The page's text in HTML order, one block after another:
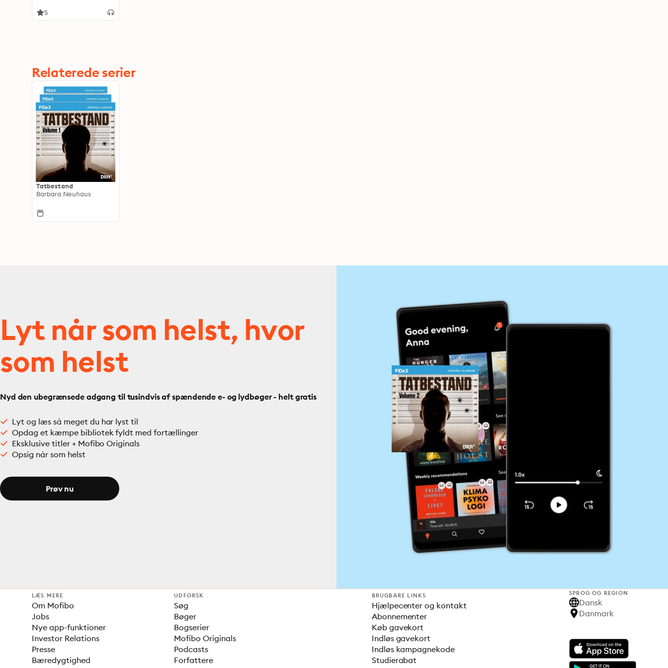
5
Relaterede serier
Tatbestand
Barbara Neuhaus
Lyt når som helst, hvor
som helst
Nyd den ubegrænsede adgang til tusindvis af spændende e- og lydbøger - helt gratis
Lyt og læs så meget du har lyst til
Opdag et kæmpe bibliotek fyldt med fortællinger
Eksklusive titler + Mofibo Originals
Opsig når som helst
Prøv nu
LÆS MERE
Om Mofibo
Jobs
Nye app-funktioner
Investor Relations
Presse
Bæredygtighed
UDFORSK
Søg
Bøger
Bogserier
Mofibo Originals
Podcasts
Forfattere
BRUGBARE LINKS
Hjælpecenter og kontakt
Abonnementer
Køb gavekort
Indløs gavekort
Indløs kampagnekode
Studierabat
SPROG OG REGION
Dansk
Danmark